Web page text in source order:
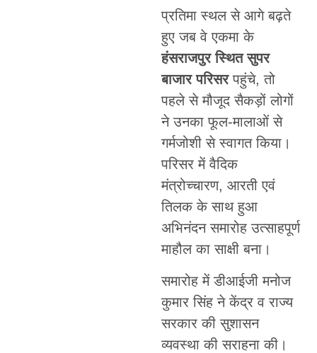
प्रतिमा स्थल से आगे बढ़ते
हुए जब वे एकमा के
हंसराजपुर स्थित सुपर
बाजार परिसरपहुंचे, तो
पहले से मौजूद सैकड़ों लोगों
ने उनका फूल-मालाओं से
गर्मजोशी से स्वागत किया।
परिसर में वैदिक
मंत्रोच्चारण, आरती एवं
तिलक के साथ हुआ
अभिनंदन समारोह उत्साहपूर्ण
माहौल का साक्षी बना।
समारोह में डीआईजी मनोज
कुमार सिंह ने केंद्र व राज्य
सरकार की सुशासन
व्यवस्था की सराहना की।